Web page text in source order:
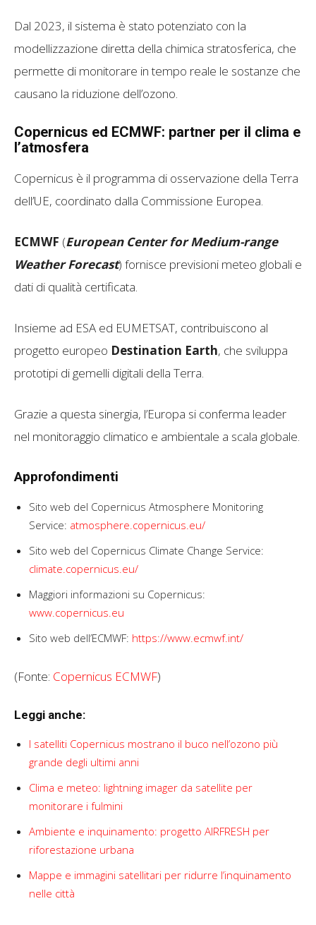
Dal 2023, il sistema è stato potenziato con la
modellizzazione diretta della chimica stratosferica, che
permette di monitorare in tempo reale le sostanze che
causano la riduzione dell’ozono.
Copernicus ed ECMWF: partner per il clima e
l’atmosfera
Copernicus è il programma di osservazione della Terra
dell’UE, coordinato dalla Commissione Europea.
ECMWF (European Center for Medium-range
Weather Forecast) fornisce previsioni meteo globali e
dati di qualità certificata.
Insieme ad ESA ed EUMETSAT, contribuiscono al
progetto europeo Destination Earth, che sviluppa
prototipi di gemelli digitali della Terra.
Grazie a questa sinergia, l’Europa si conferma leader
nel monitoraggio climatico e ambientale a scala globale.
Approfondimenti
Sito web del Copernicus Atmosphere Monitoring
Service: atmosphere.copernicus.eu/
Sito web del Copernicus Climate Change Service:
climate.copernicus.eu/
Maggiori informazioni su Copernicus:
www.copernicus.eu
Sito web dell’ECMWF: https://www.ecmwf.int/
(Fonte: Copernicus ECMWF)
Leggi anche:
I satelliti Copernicus mostrano il buco nell’ozono più
grande degli ultimi anni
Clima e meteo: lightning imager da satellite per
monitorare i fulmini
Ambiente e inquinamento: progetto AIRFRESH per
riforestazione urbana
Mappe e immagini satellitari per ridurre l’inquinamento
nelle città